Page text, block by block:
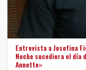
Entrevista a Josefina
Noche sucediera el día
Annette»